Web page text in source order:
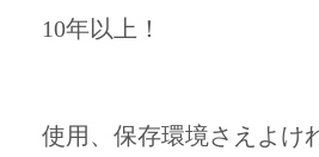
10年以上！
使用、保存環境さえよけ